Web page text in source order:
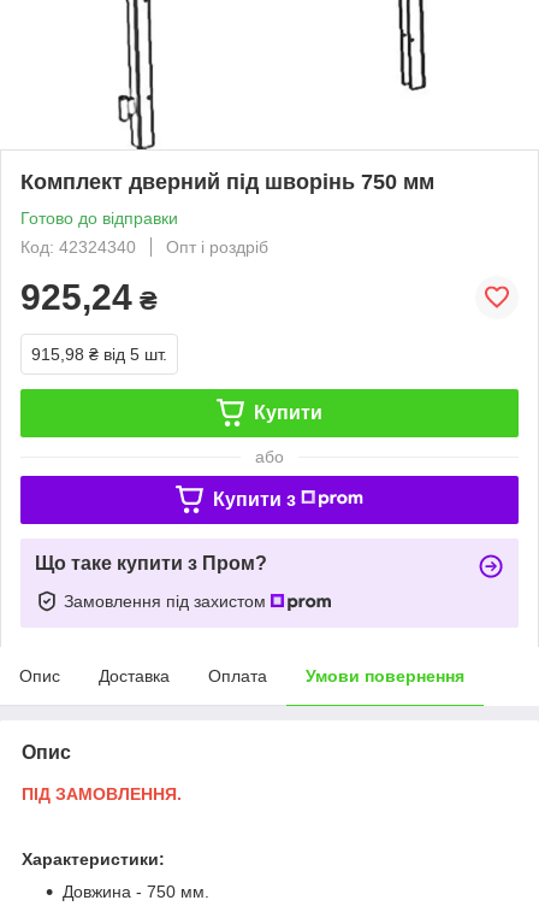
Комплект дверний під шворінь 750 мм
Готово до відправки
Код: 42324340
Опт і роздріб
925,24 ₴
915,98 ₴ від 5 шт.
Купити
або
Купити з
Що таке купити з Пром?
Замовлення під захистом
Опис Доставка Оплата Умови повернення
Опис
ПІД ЗАМОВЛЕННЯ.
Характеристики:
Довжина - 750 мм.